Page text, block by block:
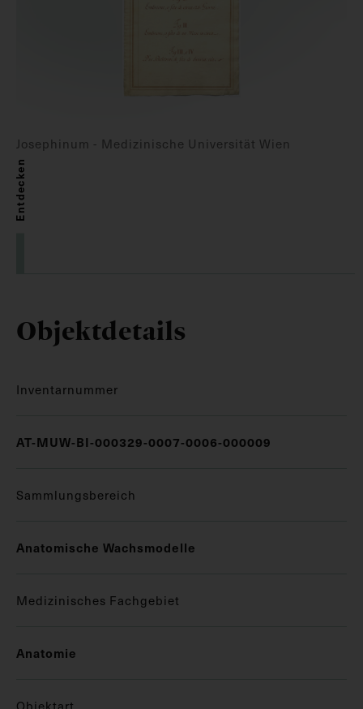
Josephinum - Medizinische Universität Wien
Entdecken
Objektdetails
Inventarnummer
AT-MUW-BI-000329-0007-0006-000009
Sammlungsbereich
Anatomische Wachsmodelle
Medizinisches Fachgebiet
Anatomie
Objektart